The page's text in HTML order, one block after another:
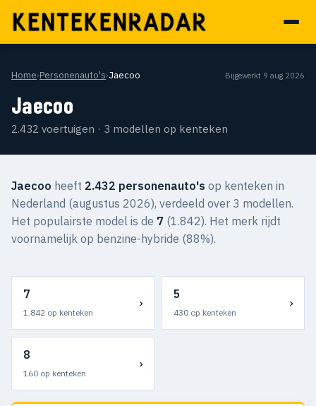
Home›Personenauto's›Jaecoo Bijgewerkt 9 aug 2026
Jaecoo
2.432 voertuigen · 3 modellen op kenteken
Jaecoo heeft 2.432 personenauto's op kenteken in
Nederland (augustus 2026), verdeeld over 3 modellen.
Het populairste model is de 7 (1.842). Het merk rijdt
voornamelijk op benzine-hybride (88%).
7
1.842 op kenteken
›
5
430 op kenteken
›
8
160 op kenteken
›